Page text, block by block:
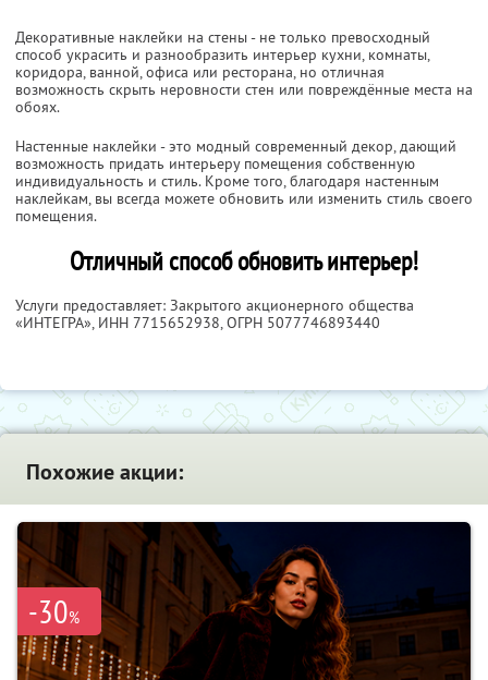
Декоративные наклейки на стены - не только превосходный
способ украсить и разнообразить интерьер кухни, комнаты,
коридора, ванной, офиса или ресторана, но отличная
возможность скрыть неровности стен или повреждённые места на
обоях.
Настенные наклейки - это модный современный декор, дающий
возможность придать интерьеру помещения собственную
индивидуальность и стиль. Кроме того, благодаря настенным
наклейкам, вы всегда можете обновить или изменить стиль своего
помещения.
Отличный способ обновить интерьер!
Услуги предоставляет: Закрытого акционерного общества
«ИНТЕГРА», ИНН 7715652938, ОГРН 5077746893440
Похожие акции:
-30%